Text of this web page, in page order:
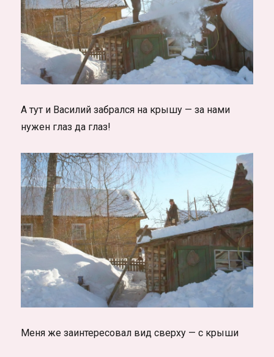
А тут и Василий забрался на крышу — за нами
нужен глаз да глаз!
Меня же заинтересовал вид сверху — с крыши